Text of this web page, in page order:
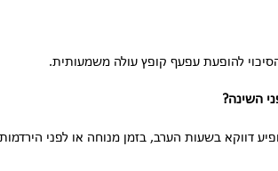
להופעת עפעף קופץ עולה משמעותית.
השינה?
דווקא בשעות הערב, בזמן מנוחה או לפני